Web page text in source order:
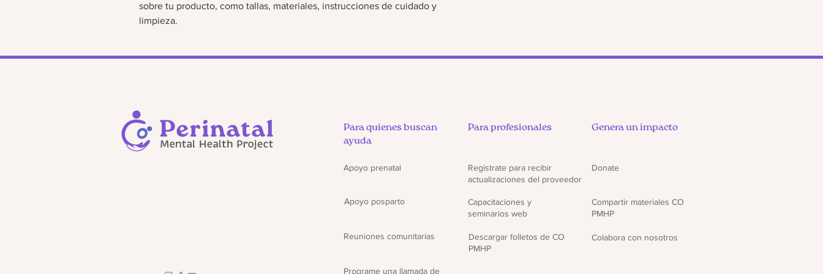
sobre tu producto, como tallas, materiales, instrucciones de cuidado y
limpieza.
Para quienes buscan
ayuda
Apoyo prenatal
Apoyo posparto
Reuniones comunitarias
Para profesionales
Regístrate para recibir
actualizaciones del proveedor
Capacitaciones y
seminarios web
Descargar folletos de CO
PMHP
Genera un impacto
Donate
Compartir materiales CO
PMHP
Colabora con nosotros
Programe una llamada de